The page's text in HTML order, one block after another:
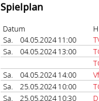
Spielplan
Datum
Sa.
04.05.2024 11:00
Sa.
04.05.2024 13:00
Sa.
04.05.2024 14:00
Sa.
25.05.2024 10:00
Sa.
25.05.2024 10:30